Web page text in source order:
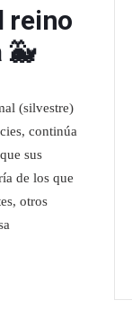
reino
🐳
(silvestre)
continúa
sus
de los que
otros